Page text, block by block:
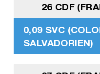
26 CDF
0,09 SVC
SALVADORIEN)